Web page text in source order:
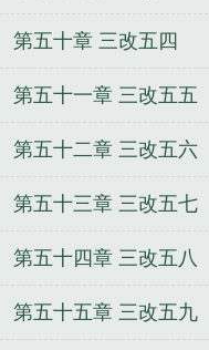
第五十章 三改五四
第五十一章 三改五五
第五十二章 三改五六
第五十三章 三改五七
第五十四章 三改五八
第五十五章 三改五九